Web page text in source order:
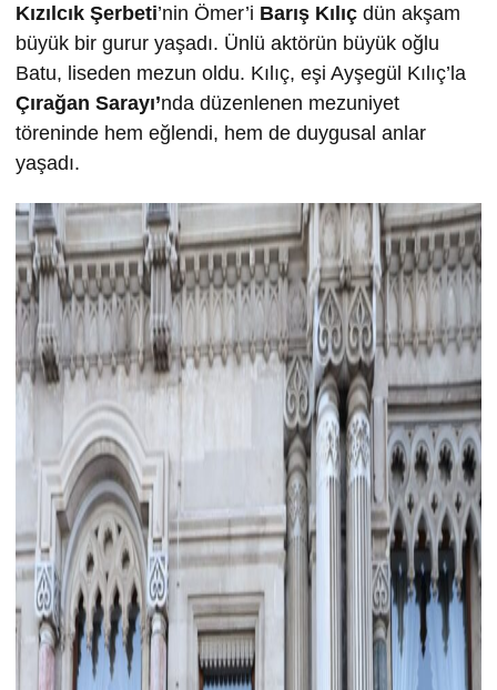
Kızılcık Şerbeti’nin Ömer’i Barış Kılıç dün akşam
büyük bir gurur yaşadı. Ünlü aktörün büyük oğlu
Batu, liseden mezun oldu. Kılıç, eşi Ayşegül Kılıç’la
Çırağan Sarayı’nda düzenlenen mezuniyet
töreninde hem eğlendi, hem de duygusal anlar
yaşadı.